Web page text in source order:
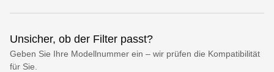
Unsicher, ob der Filter passt?
Geben Sie Ihre Modellnummer ein – wir prüfen die Kompatibilität
für Sie.